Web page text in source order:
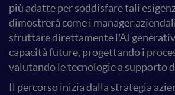
più adatte per soddisfare tali
dimostrerà come i manager
sfruttare direttamente l'AI
capacità future, progettando i
valutando le tecnologie a supporto
Il percorso inizia dalla strategia